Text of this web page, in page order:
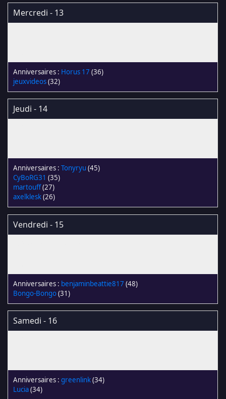
Mercredi - 13
Horus 17 (36)
jeuxvideos(32)
Jeudi - 14
Tonyryu (45)
CyBoRG31 (35)
martouff(27)
axelklesk(26)
Vendredi - 15
benjaminbeattie817 (48)
Bongo-Bongo(31)
Samedi - 16
greenlink(34)
Lucia(34)